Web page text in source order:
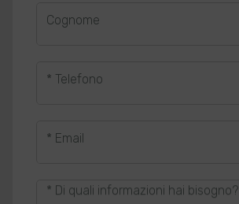
Cognome
* Telefono
* Email
* Di quali informazioni hai bisogno?